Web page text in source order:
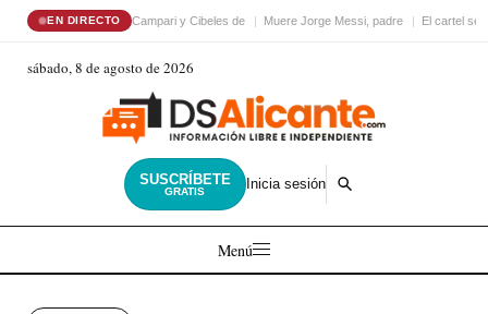
EN DIRECTO Campari y Cibeles de Muere Jorge Messi, padre El cartel
sábado, 8 de agosto de 2026
SUSCRÍBETE
GRATIS Inicia sesión
Menú